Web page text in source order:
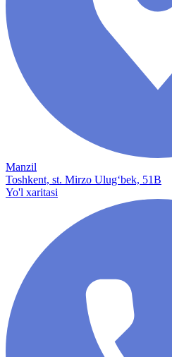
Manzil
Toshkent, st. Mirzo Ulug‘bek, 51B
Yo'l xaritasi